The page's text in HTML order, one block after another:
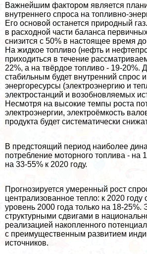
Важнейшим фактором является
внутреннего спроса на топливно-
Его основой останется природный
в расходной части баланса
снизится с 50% в настоящее время
На жидкое топливо (нефть и
приходиться в течение
22%, а на твёрдое топливо - 19-20%.
стабильным будет внутренний спрос
энергоресурсы (электроэнергию и
электростанций и возобновляемых
Несмотря на высокие темпы роста
электроэнергии, электроёмкость
продукта будет систематически
В предстоящий период наиболее
потрeбление моторного топлива - на
на 33-55% к 2020 году.
Прогнозируется умеренный рост
централизованное тепло: к 2020 году
уровень 2000 года только на 18-25%.
структурными сдвигами в
реализацией накопленного
с преимущественным развитием
источников.